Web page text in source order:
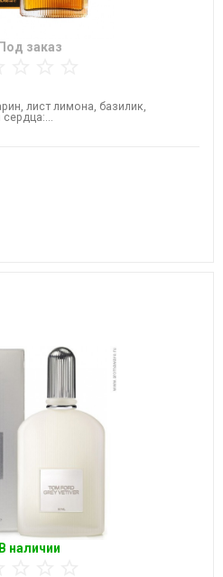
Под заказ
лист лимона, базилик,
В наличии